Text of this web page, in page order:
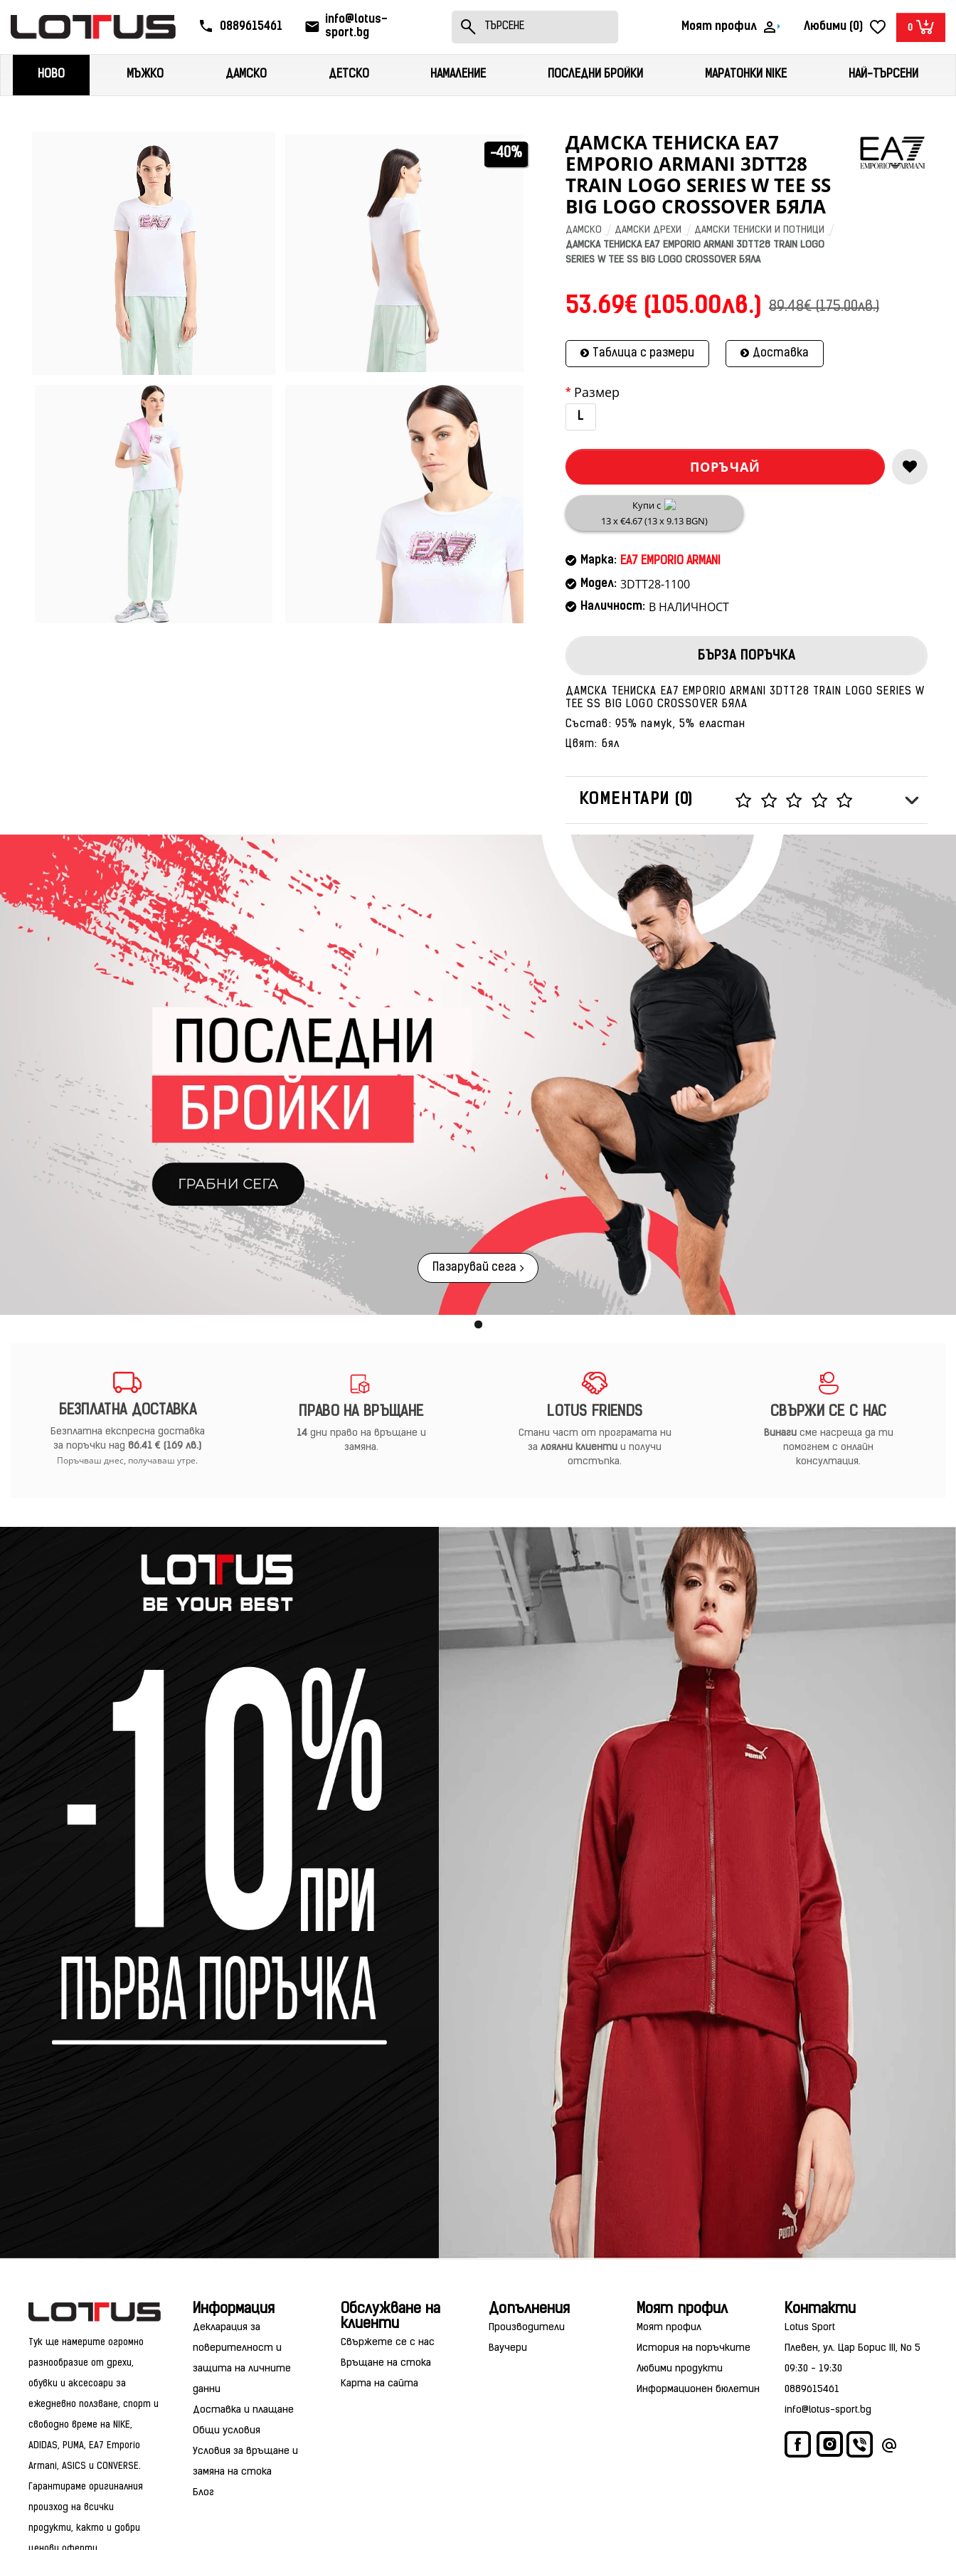
0889615461
info@lotus-
sport.bg
Моят профил Любими (0) 0
НОВО МЪЖКО ДАМСКО ДЕТСКО НАМАЛЕНИЕ ПОСЛЕДНИ БРОЙКИ МАРАТОНКИ NIKE НАЙ-ТЪРСЕНИ
-40%
ДАМСКА ТЕНИСКА EA7
EMPORIO ARMANI 3DTT28
TRAIN LOGO SERIES W TEE SS
BIG LOGO CROSSOVER БЯЛА
ДАМСКО ДАМСКИ ДРЕХИ
ДАМСКИ ТЕНИСКИ И ПОТНИЦИ
ДАМСКА ТЕНИСКА EA7 EMPORIO ARMANI 3DTT28 TRAIN LOGO
SERIES W TEE SS BIG LOGO CROSSOVER БЯЛА
53.69€ (105.00лв.) 89.48€ (175.00лв.)
Таблица с размери Доставка
Размер
L
ПОРЪЧАЙ
Купи с
13 x €4.67 (13 x 9.13 BGN)
Марка: EA7 EMPORIO ARMANI
Модел: 3DTT28-1100
Наличност: В НАЛИЧНОСТ
БЪРЗА ПОРЪЧКА
ДАМСКА ТЕНИСКА EA7 EMPORIO ARMANI 3DTT28 TRAIN LOGO SERIES W
TEE SS BIG LOGO CROSSOVER БЯЛА
Състав: 95% памук, 5% еластан
Цвят: бял
КОМЕНТАРИ (0)
Пазарувай сега
БЕЗПЛАТНА ДОСТАВКА
Безплатна експресна доставка
за поръчки над86.41 € (169 лв.)
Поръчваш днес, получаваш утре.
ПРАВО НА ВРЪЩАНЕ
14дни право на връщане и
замяна.
LOTUS FRIENDS
Стани част от програмата ни
залоялни клиенти и получи
отстъпка.
СВЪРЖИ СЕ С НАС
Винагисме насреща да ти
помогнем с онлайн
консултация.
Тук ще намерите огромно
разнообразие от дрехи,
обувки и аксесоари за
ежедневно ползване, спорт и
свободно време на NIKE,
ADIDAS, PUMA, EA7 Emporio
Armani, ASICS и CONVERSE.
Гарантираме оригиналния
произход на всички
продукти, както и добри
Информация
Декларация за
поверителност и
защита на личните
данни
Доставка и плащане
Общи условия
Условия за връщане и
замяна на стока
Блог
Обслужване на
клиенти
Свържете се с нас
Връщане на стока
Карта на сайта
Допълнения
Производители
Ваучери
Моят профил
Моят профил
История на поръчките
Любими продукти
Информационен бюлетин
Контакти
Lotus Sport
Плевен, ул. Цар Борис III, No 5
09:30 - 19:30
0889615461
info@lotus-sport.bg